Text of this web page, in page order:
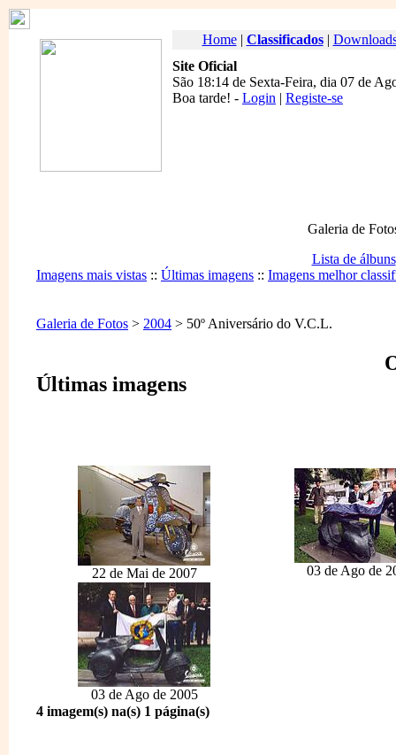
Home| Classificados|
Site Oficial
São 18:14 de Sexta-Feira, dia 07 de
Boa tarde! - Login | Registe-se
Galeria de
Lista de álbuns
Imagens mais vistas :: Últimas imagens :: Imagens melhor
Galeria de Fotos > 2004 > 50º Aniversário do V.C.L.
Últimas imagens
22 de Mai de 2007 03 de Ago de
03 de Ago de 2005
4 imagem(s) na(s) 1 página(s)